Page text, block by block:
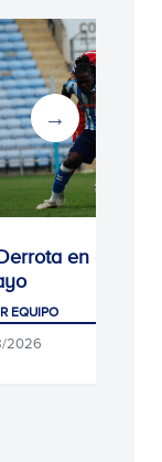
en el
EQUIPO
2026